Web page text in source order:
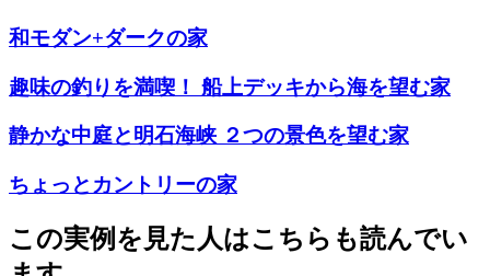
和モダン+ダークの家
趣味の釣りを満喫！ 船上デッキから海を望む家
静かな中庭と明石海峡 ２つの景色を望む家
ちょっとカントリーの家
この実例を見た人はこちらも読んでい